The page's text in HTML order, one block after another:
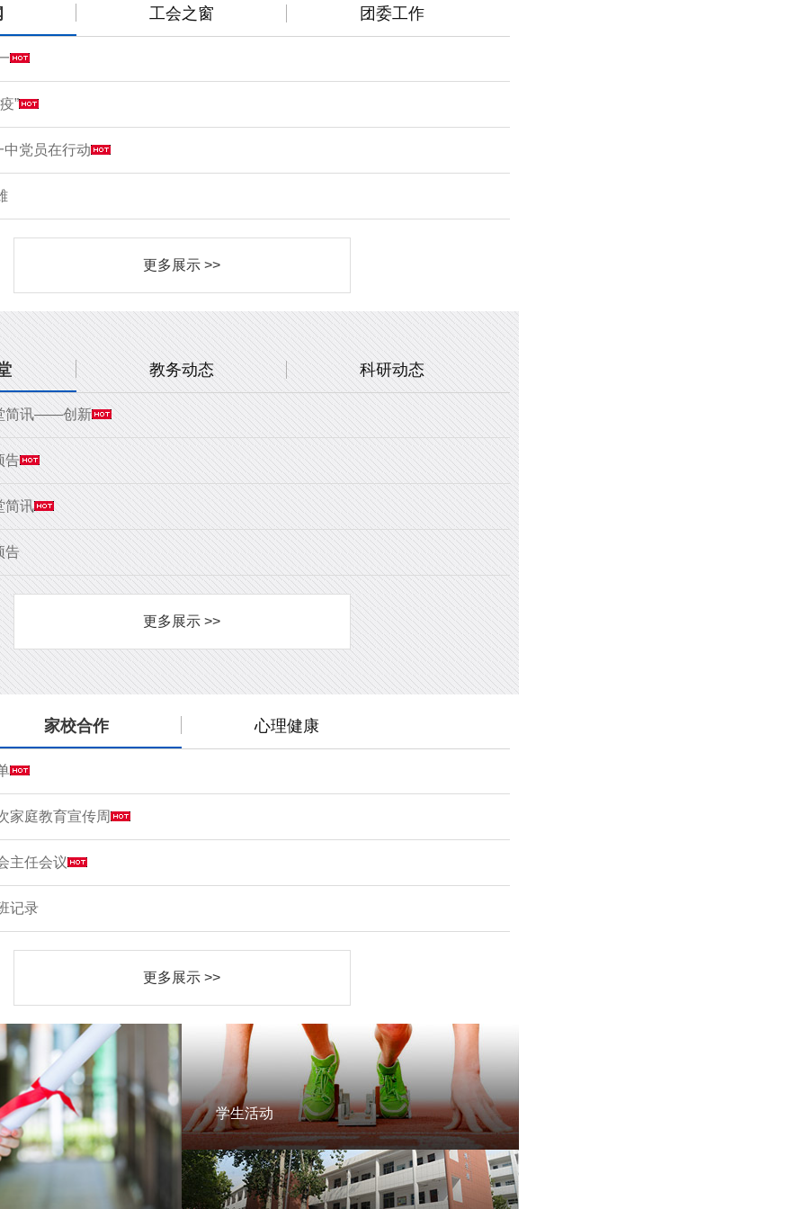
工会之窗 团委工作
”
中党员在行动
更多展示 >>
教务动态 科研动态
简讯——创新
告
简讯
告
更多展示 >>
家校合作 心理健康
家庭教育宣传周
主任会议
记录
更多展示 >>
学生活动
学生活动